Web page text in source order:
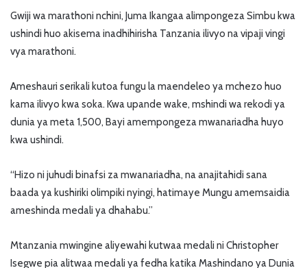
Gwiji wa marathoni nchini, Juma Ikangaa alimpongeza Simbu kwa
ushindi huo akisema inadhihirisha Tanzania ilivyo na vipaji vingi
vya marathoni.
Ameshauri serikali kutoa fungu la maendeleo ya mchezo huo
kama ilivyo kwa soka. Kwa upande wake, mshindi wa rekodi ya
dunia ya meta 1,500, Bayi amempongeza mwanariadha huyo
kwa ushindi.
“Hizo ni juhudi binafsi za mwanariadha, na anajitahidi sana
baada ya kushiriki olimpiki nyingi, hatimaye Mungu amemsaidia
ameshinda medali ya dhahabu.”
Mtanzania mwingine aliyewahi kutwaa medali ni Christopher
Isegwe pia alitwaa medali ya fedha katika Mashindano ya Dunia